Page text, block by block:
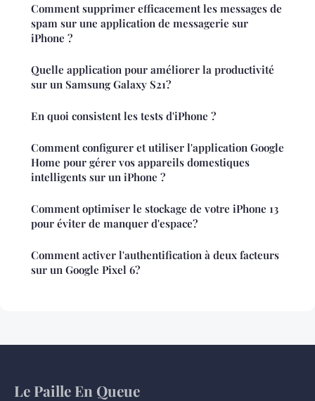
Comment supprimer efficacement les messages de
spam sur une application de messagerie sur
iPhone ?
Quelle application pour améliorer la productivité
sur un Samsung Galaxy S21?
En quoi consistent les tests d'iPhone ?
Comment configurer et utiliser l'application Google
Home pour gérer vos appareils domestiques
intelligents sur un iPhone ?
Comment optimiser le stockage de votre iPhone 13
pour éviter de manquer d'espace?
Comment activer l'authentification à deux facteurs
sur un Google Pixel 6?
Le Paille En Queue